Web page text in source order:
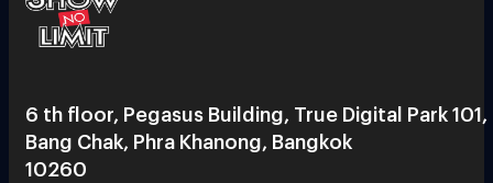
6 th floor, Pegasus Building, True Digital Park 101,
Bang Chak, Phra Khanong, Bangkok
10260